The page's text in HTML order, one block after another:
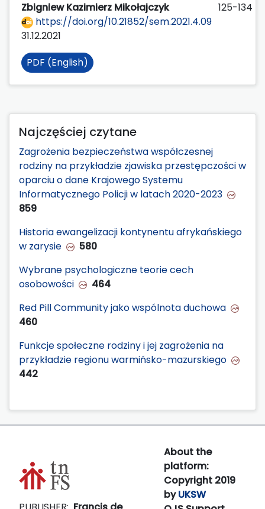
Zbigniew Kazimierz Mikołajczyk
125-134
https://doi.org/10.21852/sem.2021.4.09
31.12.2021
PDF (English)
Najczęściej czytane
Zagrożenia bezpieczeństwa współczesnej
rodziny na przykładzie zjawiska przestępczości w
oparciu o dane Krajowego Systemu
Informatycznego Policji w latach 2020-2023
859
Historia ewangelizacji kontynentu afrykańskiego
w zarysie
580
Wybrane psychologiczne teorie cech
osobowości
464
Red Pill Community jako wspólnota duchowa
460
Funkcje społeczne rodziny i jej zagrożenia na
przykładzie regionu warmińsko-mazurskiego
442
About the
platform:
Copyright 2019
byUKSW